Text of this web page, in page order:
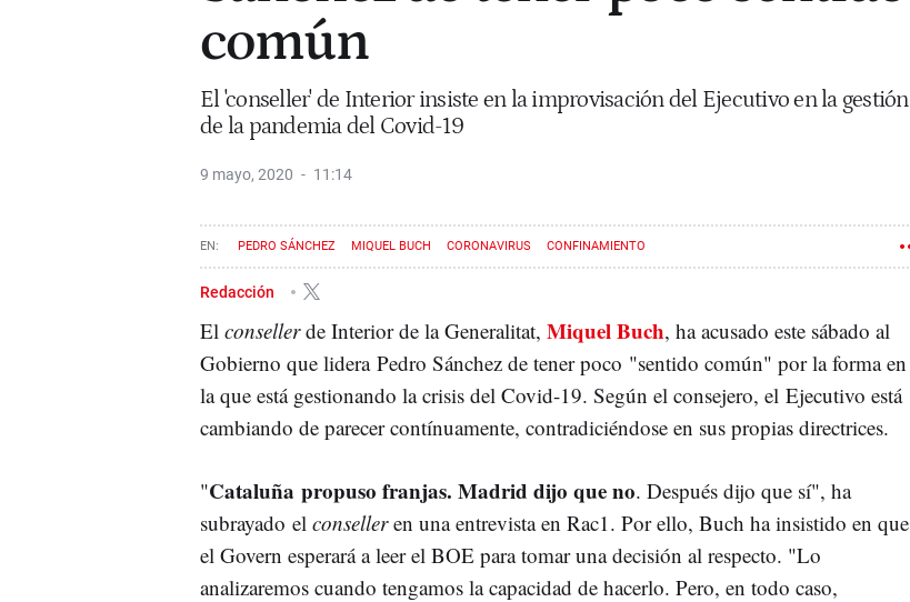
común
El 'conseller' de Interior insiste en la improvisación del Ejecutivo en la gestión
de la pandemia del Covid-19
9 mayo, 2020 11:14
PEDRO SÁNCHEZ MIQUEL BUCH CORONAVIRUS CONFINAMIENTO
Redacción
El consellerde Interior de la Generalitat, Miquel Buch, ha acusado este sábado al
Gobierno que lidera Pedro Sánchez de tener poco "sentido común" por la forma en
la que está gestionando la crisis del Covid-19. Según el consejero, el Ejecutivo está
cambiando de parecer contínuamente, contradiciéndose en sus propias directrices.
"Cataluña propuso franjas. Madrid dijo que no. Después dijo que sí", ha
subrayado el conselleren una entrevista en Rac1. Por ello, Buch ha insistido en que
el Govern esperará a leer el BOE para tomar una decisión al respecto. "Lo
analizaremos cuando tengamos la capacidad de hacerlo. Pero, en todo caso,